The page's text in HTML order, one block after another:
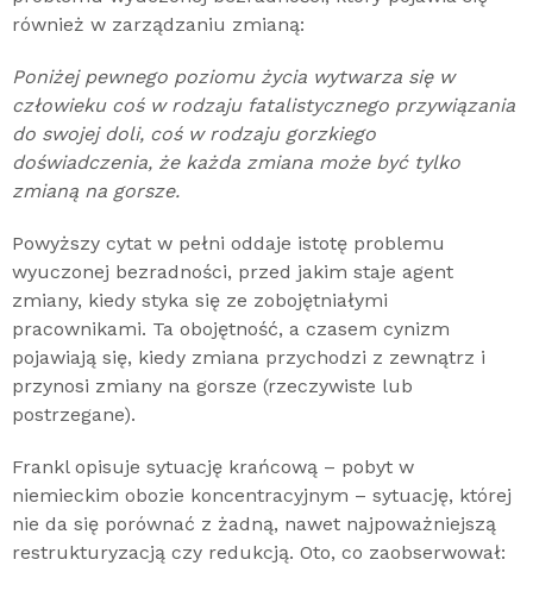
również w zarządzaniu zmianą:
Poniżej pewnego poziomu życia wytwarza się w
człowieku coś w rodzaju fatalistycznego przywiązania
do swojej doli, coś w rodzaju gorzkiego
doświadczenia, że każda zmiana może być tylko
zmianą na gorsze.
Powyższy cytat w pełni oddaje istotę problemu
wyuczonej bezradności, przed jakim staje agent
zmiany, kiedy styka się ze zobojętniałymi
pracownikami. Ta obojętność, a czasem cynizm
pojawiają się, kiedy zmiana przychodzi z zewnątrz i
przynosi zmiany na gorsze (rzeczywiste lub
postrzegane).
Frankl opisuje sytuację krańcową – pobyt w
niemieckim obozie koncentracyjnym – sytuację, której
nie da się porównać z żadną, nawet najpoważniejszą
restrukturyzacją czy redukcją. Oto, co zaobserwował: